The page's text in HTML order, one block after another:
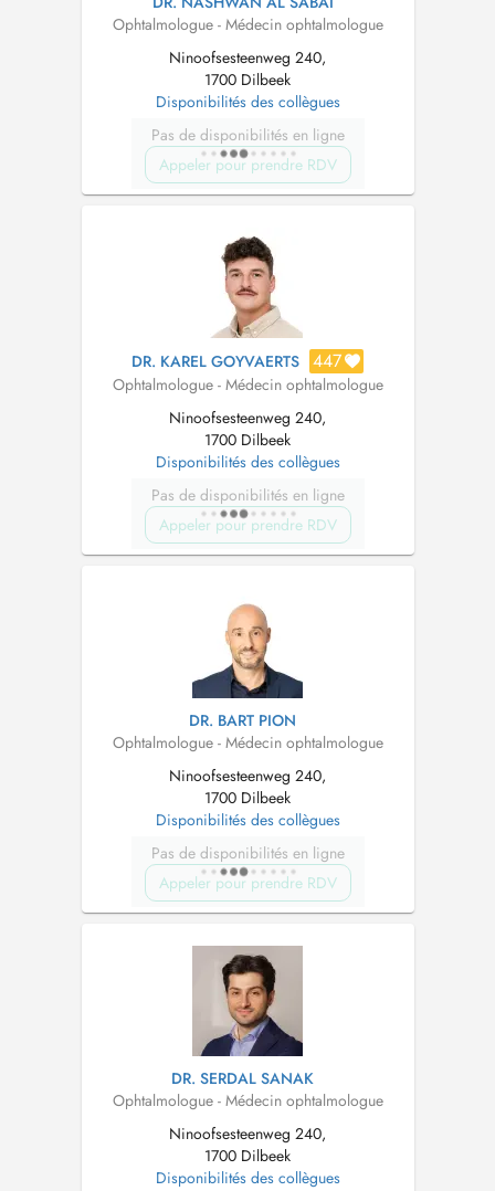
Ophtalmologue - Médecin ophtalmologue
Ninoofsesteenweg 240,
1700 Dilbeek
Disponibilités des collègues
Pas de disponibilités en ligne
Appeler pour prendre RDV
DR. KAREL GOYVAERTS 447
Ophtalmologue - Médecin ophtalmologue
Ninoofsesteenweg 240,
1700 Dilbeek
Disponibilités des collègues
Pas de disponibilités en ligne
Appeler pour prendre RDV
DR. BART PION
Ophtalmologue - Médecin ophtalmologue
Ninoofsesteenweg 240,
1700 Dilbeek
Disponibilités des collègues
Pas de disponibilités en ligne
Appeler pour prendre RDV
DR. SERDAL SANAK
Ophtalmologue - Médecin ophtalmologue
Ninoofsesteenweg 240,
1700 Dilbeek
Disponibilités des collègues